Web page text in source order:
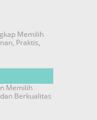
Memilih
Praktis,
Memilih
Berkualitas